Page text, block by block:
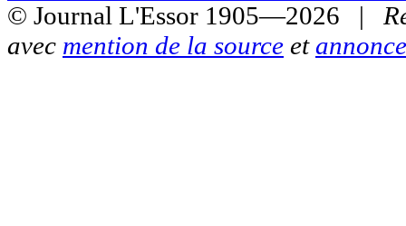
© Journal L'Essor 1905—2026 |
avec mention de la source et